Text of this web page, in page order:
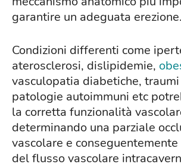
garantire un adeguata erezione.
Condizioni differenti come
aterosclerosi, dislipidemie,
vasculopatia diabetiche,
patologie autoimmuni etc
la corretta funzionalità
determinando una parziale
vascolare e
del flusso vascolare